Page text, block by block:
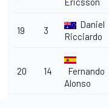
19 3
Daniel
Ricciardo
20 14
Fernando
Alonso